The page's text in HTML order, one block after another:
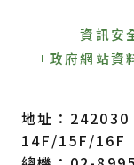
資訊安
政府網站資
地址：242030
14F/15F/16F